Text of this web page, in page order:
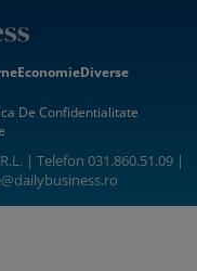
EconomieDiverse
De Confidentialitate
| Telefon 031.860.51.09 |